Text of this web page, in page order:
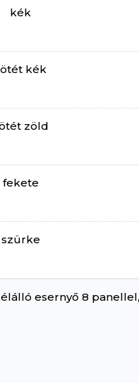
kék
kék
zöld
fekete
szürke
esernyő 8